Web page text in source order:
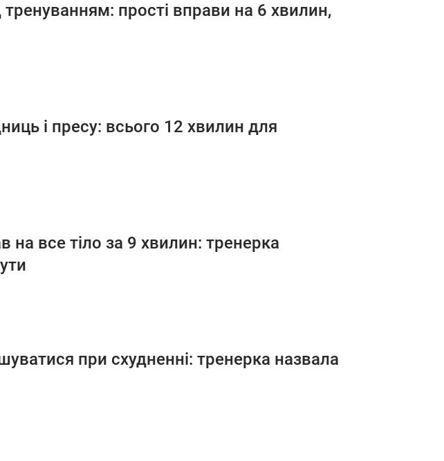
прості вправи на 6 хвилин,
і пресу: всього 12 хвилин для
все тіло за 9 хвилин: тренерка
при схудненні: тренерка назвала